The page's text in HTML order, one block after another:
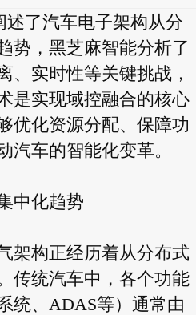
述了汽车电子架构从分
势，黑芝麻智能分析了
、实时性等关键挑战，
是实现域控融合的核心
优化资源分配、保障功
汽车的智能化变革。
中化趋势
架构正经历着从分布式
传统汽车中，各个功能
统、ADAS等）通常由